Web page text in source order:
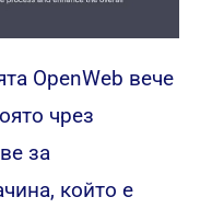
OpenWeb вече
чрез
за
който е